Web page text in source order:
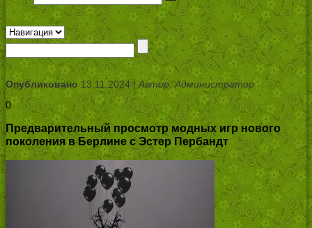
Опубликовано13.11.2024 | Автор: Администратор
0
Предварительный просмотр модных игр нового
поколения в Берлине с Эстер Пербандт